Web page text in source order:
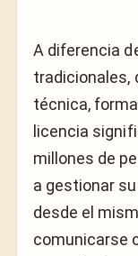
A diferencia
tradicionales,
técnica,
licencia
millones de
a gestionar
desde el
comunicarse